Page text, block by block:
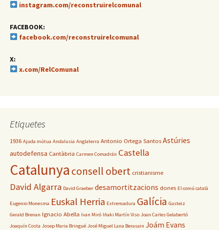
instagram.com/reconstruirelcomunal
FACEBOOK:
facebook.com/reconstruirelcomunal
X:
x.com/RelComunal
Etiquetes
1936 Ajuda mútua Andalusia Anglaterra Antonio Ortega Santos Astúries
autodefensa Cantàbria Carmen Comadrán Castella
Catalunya consell obert cristianisme
David Algarra David Graeber desamortitzacions dones El comú català
Eugenio Monesma Euskal Herria Extremadura Galícia Gasteiz
Gerald Brenan Ignacio Abella Ivan Miró Iñaki Martín Viso Joan Carles Gelabertó
Joaquín Costa Josep Maria Bringué José Miguel Lana Berasain Joám Evans